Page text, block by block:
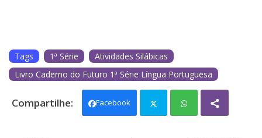
Tags 1ª Série
Atividades Silábicas
Livro Caderno do Futuro 1ª Série Língua Portuguesa
Facebook